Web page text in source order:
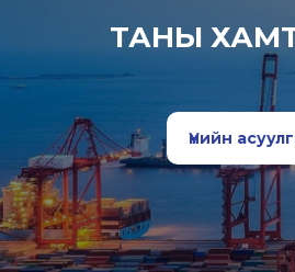
ТАНЫ
Үнийн